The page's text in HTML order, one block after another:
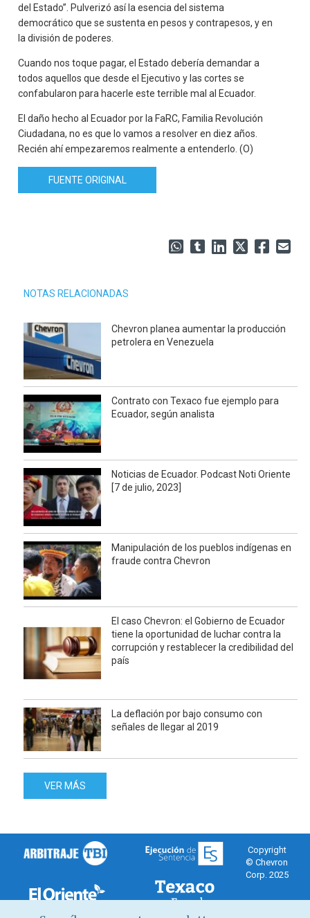
del Estado”. Pulverizó así la esencia del sistema
democrático que se sustenta en pesos y contrapesos, y en
la división de poderes.
Cuando nos toque pagar, el Estado debería demandar a
todos aquellos que desde el Ejecutivo y las cortes se
confabularon para hacerle este terrible mal al Ecuador.
El daño hecho al Ecuador por la FaRC, Familia Revolución
Ciudadana, no es que lo vamos a resolver en diez años.
Recién ahí empezaremos realmente a entenderlo. (O)
FUENTE ORIGINAL
NOTAS RELACIONADAS
Chevron planea aumentar la producción
petrolera en Venezuela
Contrato con Texaco fue ejemplo para
Ecuador, según analista
Noticias de Ecuador. Podcast Noti Oriente
[7 de julio, 2023]
Manipulación de los pueblos indígenas en
fraude contra Chevron
El caso Chevron: el Gobierno de Ecuador
tiene la oportunidad de luchar contra la
corrupción y restablecer la credibilidad del
país
La deflación por bajo consumo con
señales de llegar al 2019
VER MÁS
Copyright
© Chevron
Corp. 2025